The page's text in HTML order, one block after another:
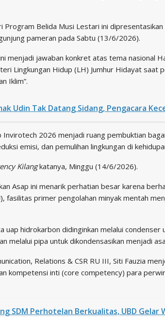
Program Belida Musi Lestari ini
pameran pada Sabtu (13/6/2026).
menjadi jawaban konkret atas tema nasional
Lingkungan Hidup (LH) Jumhur Hidayat saat
Iklim”.
Udin Tak Datang Sidang, Pengacara
2026 menjadi ruang pembuktian
emisi, dan pemulihan lingkungan di
Kilangkatanya, Minggu (14/6/2026).
Asap ini menarik perhatian besar karena
fasilitas primer pengolahan minyak mentah
uap hidrokarbon didinginkan melalui
melalui pipa untuk dikondensasikan menjadi
Relations & CSR RU III, Siti Fauzia
kompetensi inti (core competency) para
SDM Perhotelan Berkualitas, UBD